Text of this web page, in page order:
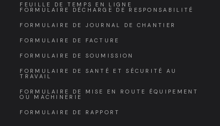
FEUILLE DE TEMPS EN LIGNE
FORMULAIRE DÉCHARGE DE RESPONSABILITÉ
FORMULAIRE DE JOURNAL DE CHANTIER
FORMULAIRE DE FACTURE
FORMULAIRE DE SOUMISSION
FORMULAIRE DE SANTÉ ET SÉCURITÉ AU
TRAVAIL
FORMULAIRE DE MISE EN ROUTE ÉQUIPEMENT
OU MACHINERIE
FORMULAIRE DE RAPPORT